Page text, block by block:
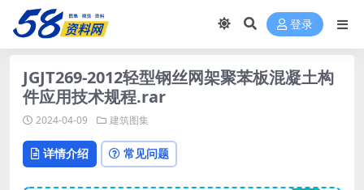
登录
JGJT269-2012轻型钢丝网架聚苯板混凝土构
件应用技术规程.rar
2024-04-09 建筑图集
详情介绍 常见问题